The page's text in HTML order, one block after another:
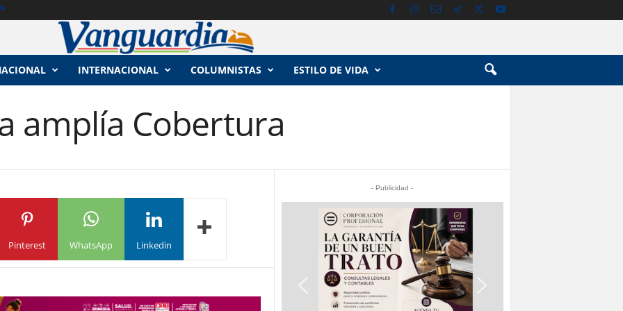
INTERNACIONAL COLUMNISTAS ESTILO DE VIDA
amplía Cobertura
Pinterest WhatsApp Linkedin
- Publicidad -